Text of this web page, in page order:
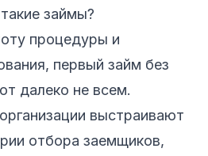
займы?
процедуры и
первый займ без
далеко не всем.
выстраивают
отбора заемщиков,